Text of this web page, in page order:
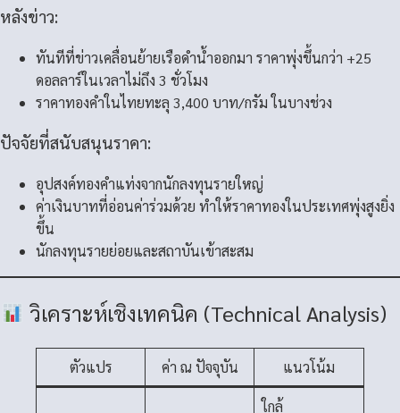
หลังข่าว:
ทันทีที่ข่าวเคลื่อนย้ายเรือดำน้ำออกมา ราคาพุ่งขึ้นกว่า +25
ดอลลาร์ในเวลาไม่ถึง 3 ชั่วโมง
ราคาทองคำในไทยทะลุ 3,400 บาท/กรัม ในบางช่วง
ปัจจัยที่สนับสนุนราคา:
อุปสงค์ทองคำแท่งจากนักลงทุนรายใหญ่
ค่าเงินบาทที่อ่อนค่าร่วมด้วย ทำให้ราคาทองในประเทศพุ่งสูงยิ่ง
ขึ้น
นักลงทุนรายย่อยและสถาบันเข้าสะสม
วิเคราะห์เชิงเทคนิค (Technical Analysis)
ตัวแปร ค่า ณ ปัจจุบัน แนวโน้ม
ใกล้